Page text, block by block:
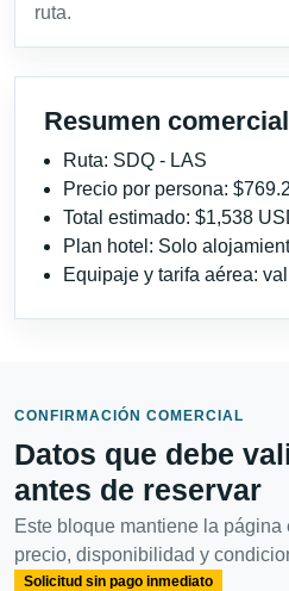
ruta.
Resumen comercial
Ruta: SDQ - LAS
Precio por persona:
Total estimado: $1,538
Plan hotel: Solo
Equipaje y tarifa aérea:
CONFIRMACIÓN COMERCIAL
Datos que debe
antes de reservar
Este bloque mantiene la página
precio, disponibilidad y
Solicitud sin pago inmediato